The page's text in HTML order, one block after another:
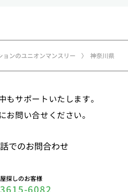
ンのユニオンマンスリー 神奈川県
ントのIDおよびパスワー
クレジットカードに関す
取得する情報 端末識別
レス、クッキーデータおよ
報ならびにクッキーIDや広
連絡等に関する情報等 ま
もサポートいたします。
お問い合せください。
でのお問合わせ
探しのお客様
6082